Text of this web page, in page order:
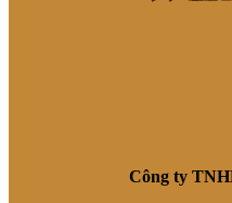
Công ty